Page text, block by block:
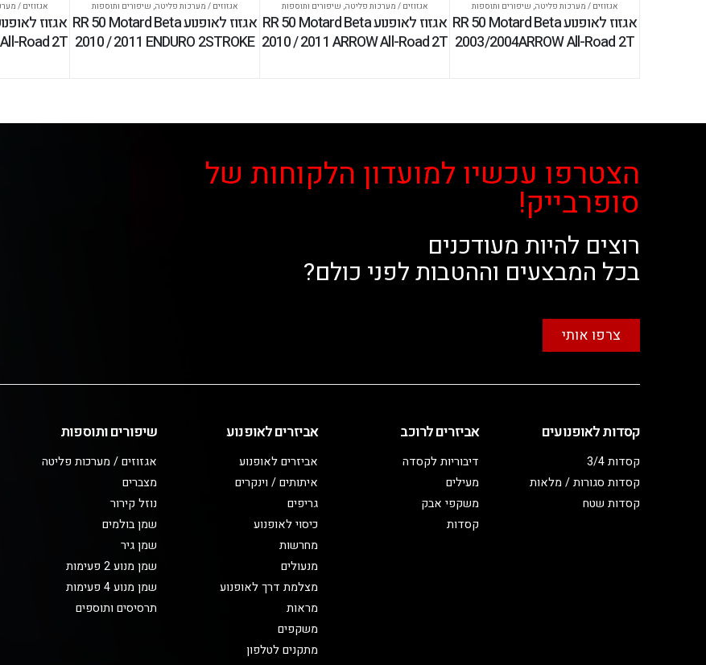
אגזוזים / מערכות פליטה, שיפורים ותוספות
אגזוז לאופנוע RR 50 Motard Beta
2003/2004ARROW All-Road 2T
אגזוזים / מערכות פליטה, שיפורים ותוספות
אגזוז לאופנוע RR 50 Motard Beta
2010 / 2011 ARROW All-Road 2T
אגזוזים / מערכות פליטה, שיפורים ותוספות
אגזוז לאופנוע RR 50 Motard Beta
2010 / 2011 ENDURO 2STROKE
אגזוזים /
Road 2T
הצטרפו עכשיו למועדון הלקוחות של
סופרבייק!
רוצים להיות מעודכנים
בכל המבצעים וההטבות לפני כולם?
צרפו אותי
קסדות לאופנועים
קסדות 3/4
קסדות סגורות / מלאות
קסדות שטח
אביזרים לרוכב
דיבוריות לקסדה
מעילים
משקפי אבק
קסדות
אביזרים לאופנוע
אביזרים לאופנוע
איתותים / וינקרים
גריפים
כיסוי לאופנוע
מחרשות
מנעולים
מצלמת דרך לאופנוע
מראות
משקפים
מתקנים לטלפון
שיפורים ותוספות
אגזוזים / מערכות פליטה
מצברים
נוזל קירור
שמן בולמים
שמן גיר
שמן מנוע 2 פעימות
שמן מנוע 4 פעימות
תרסיסים ותוספים